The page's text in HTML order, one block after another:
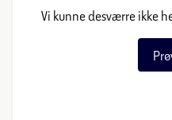
Vi kunne desværre ikke